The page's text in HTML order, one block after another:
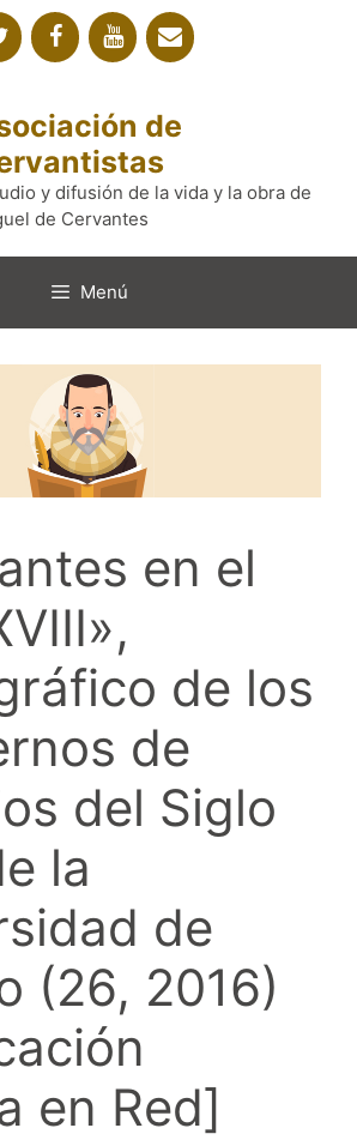
de
y difusión de la vida y la obra de
de Cervantes
Menú
en el
de los
de
del Siglo
la
de
(26, 2016)
en Red]